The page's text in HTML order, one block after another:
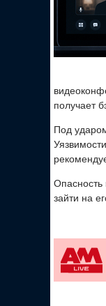
получает
Под
Опасность
зайти на